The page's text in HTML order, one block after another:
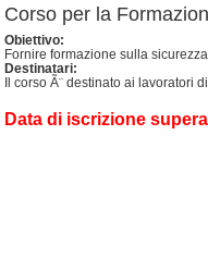
Corso per la
Obiettivo:
Fornire formazione sulla
Destinatari:
Il corso Ã¨ destinato ai lavoratori
Data di iscrizione